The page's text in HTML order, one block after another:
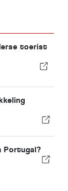
toerist
Portugal?